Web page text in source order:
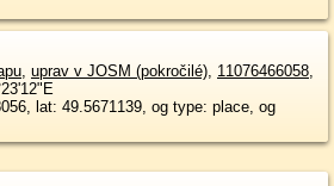
, uprav v JOSM (pokročilé), 11076466058,
lat: 49.5671139, og type: place, og